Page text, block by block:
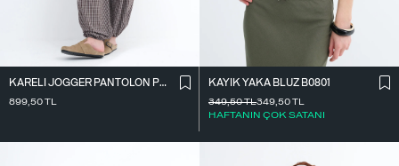
KARELI JOGGER PANTOLON PN18222
899,50TL
KAYIK YAKA BLUZ B0801
349,50TL
HAFTANIN ÇOK SATANI
349,50TL